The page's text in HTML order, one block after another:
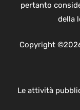
pertanto
della
Copyright
Le attività